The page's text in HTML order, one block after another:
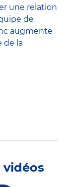
une relation
de
augmente
de la
vidéos